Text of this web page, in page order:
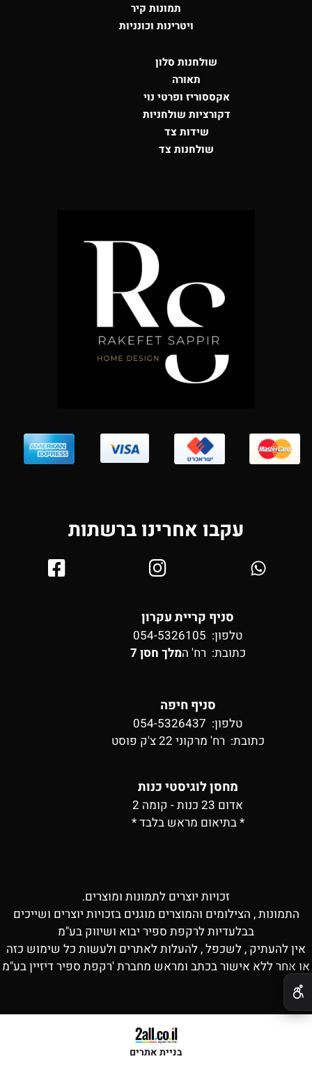
תמונות קיר
ויטרינות וכונניות
שולחנות סלון
תאורה
אקססוריז ופרטי נוי
דקורציות שולחניות
שידות צד
שולחנות צד
עקבו אחרינו ברשתות
סניף קריית עקרון
טלפון: 054-5326105
כתובת: רח' המלך חסן 7
סניף חיפה
טלפון: 054-5326437
כתובת: רח' מרקוני 22 צ'ק פוסט
מחסן לוגיסטי כנות
אדום 23 כנות - קומה 2
* בתיאום מראש בלבד *
זכויות יוצרים לתמונות ומוצרים.
התמונות , הצילומים והמוצרים מוגנים בזכויות יוצרים ושייכים
בבלעדיות לרקפת ספיר יבוא ושיווק בע"מ
אין להעתיק , לשכפל , להעלות לאתרים ולעשות כל שימוש כזה
או אחר ללא אישור בכתב ומראש מחברת 'רקפת ספיר דיזיין בע"מ
בניית אתרים
✕